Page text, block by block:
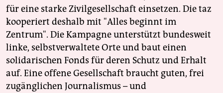
für eine starke Zivilgesellschaft einsetzen. Die taz
kooperiert deshalb mit "Alles beginnt im
Zentrum". Die Kampagne unterstützt bundesweit
linke, selbstverwaltete Orte und baut einen
solidarischen Fonds für deren Schutz und Erhalt
auf. Eine offene Gesellschaft braucht guten, frei
zugänglichen Journalismus – und